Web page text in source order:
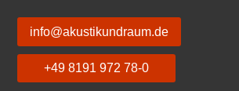
info@akustikundraum.de
+49 8191 972 78-0